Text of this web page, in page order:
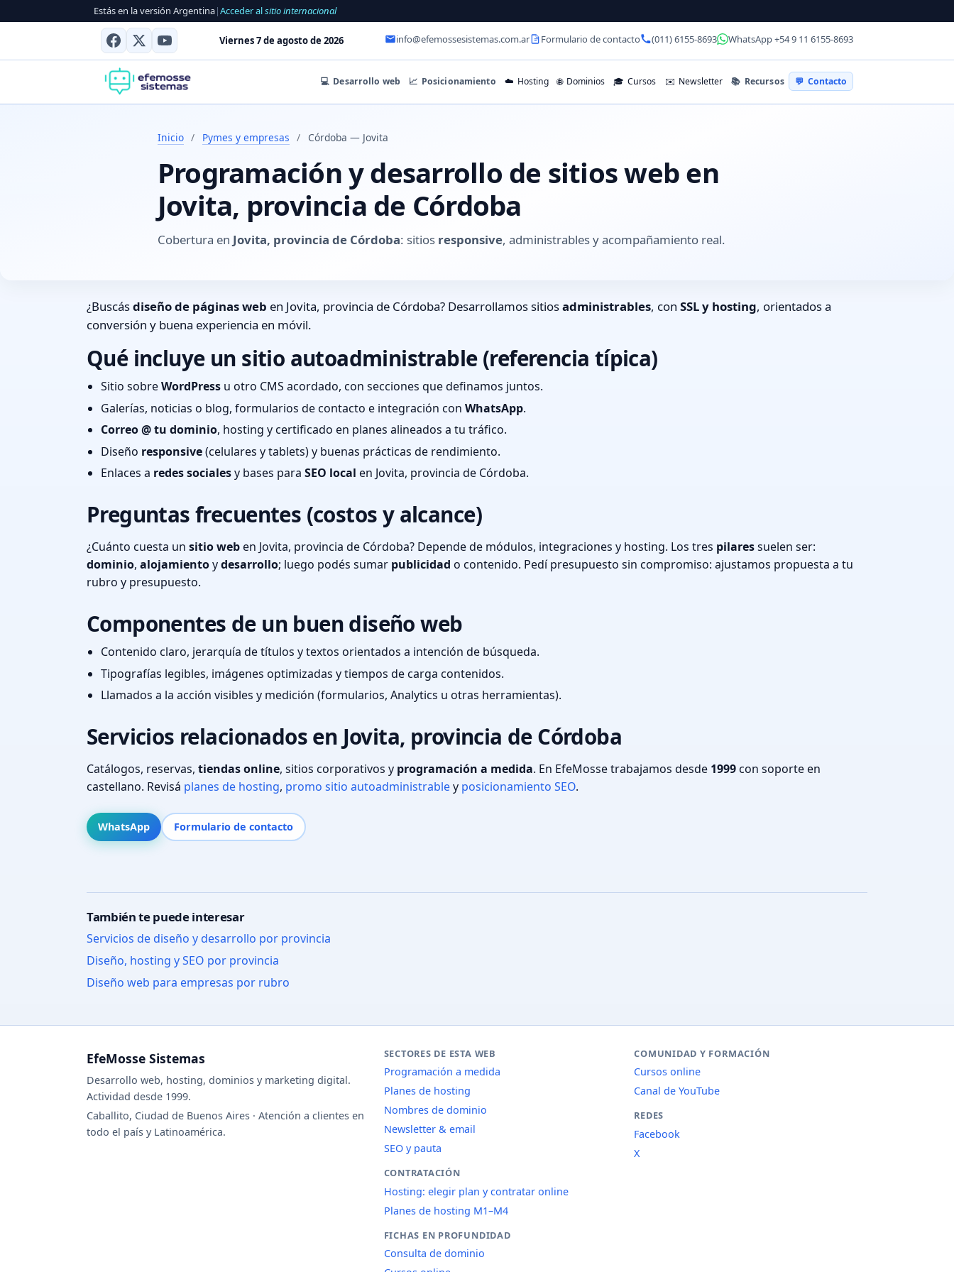
Estás en la versión Argentina|Acceder alsitio internacional
Viernes 7 de agosto de 2026 info@efemossesistemas.com.ar Formulario de contacto (011) 6155-8693 WhatsApp +54 9 11 6155-8693
💻 Desarrollo web 📈 Posicionamiento ☁️ Hosting 🌐 Dominios 🎓 Cursos ✉️ Newsletter 📚 Recursos 💬 Contacto
Inicio / Pymes y empresas / Córdoba — Jovita
Programación y desarrollo de sitios web en
Jovita, provincia de Córdoba
Cobertura en Jovita, provincia de Córdoba: sitios responsive, administrables y acompañamiento real.
¿Buscásdiseño de páginas web en Jovita, provincia de Córdoba? Desarrollamos sitiosadministrables, con SSL y hosting, orientados a
conversión y buena experiencia en móvil.
Qué incluye un sitio autoadministrable (referencia típica)
Sitio sobreWordPress u otro CMS acordado, con secciones que definamos juntos.
Galerías, noticias o blog, formularios de contacto e integración con WhatsApp.
Correo @ tu dominio, hosting y certificado en planes alineados a tu tráfico.
Diseño responsive(celulares y tablets) y buenas prácticas de rendimiento.
Enlaces a redes socialesy bases para SEO local en Jovita, provincia de Córdoba.
Preguntas frecuentes (costos y alcance)
¿Cuánto cuesta un sitio weben Jovita, provincia de Córdoba? Depende de módulos, integraciones y hosting. Los tres pilaressuelen ser:
dominio, alojamientoydesarrollo; luego podés sumar publicidad o contenido. Pedí presupuesto sin compromiso: ajustamos propuesta a tu
rubro y presupuesto.
Componentes de un buen diseño web
Contenido claro, jerarquía de títulos y textos orientados a intención de búsqueda.
Tipografías legibles, imágenes optimizadas y tiempos de carga contenidos.
Llamados a la acción visibles y medición (formularios, Analytics u otras herramientas).
Servicios relacionados en Jovita, provincia de Córdoba
Catálogos, reservas, tiendas online, sitios corporativos y programación a medida. En EfeMosse trabajamos desde 1999con soporte en
castellano. Revisá planes de hosting, promo sitio autoadministrabley posicionamiento SEO.
WhatsApp Formulario de contacto
También te puede interesar
Servicios de diseño y desarrollo por provincia
Diseño, hosting y SEO por provincia
Diseño web para empresas por rubro
EfeMosse Sistemas
Desarrollo web, hosting, dominios y marketing digital.
Actividad desde 1999.
Caballito, Ciudad de Buenos Aires · Atención a clientes en
todo el país y Latinoamérica.
SECTORES DE ESTA WEB
Programación a medida
Planes de hosting
Nombres de dominio
Newsletter & email
SEO y pauta
CONTRATACIÓN
Hosting: elegir plan y contratar online
Planes de hosting M1–M4
FICHAS EN PROFUNDIDAD
Consulta de dominio
COMUNIDAD Y FORMACIÓN
Cursos online
Canal de YouTube
REDES
Facebook
X